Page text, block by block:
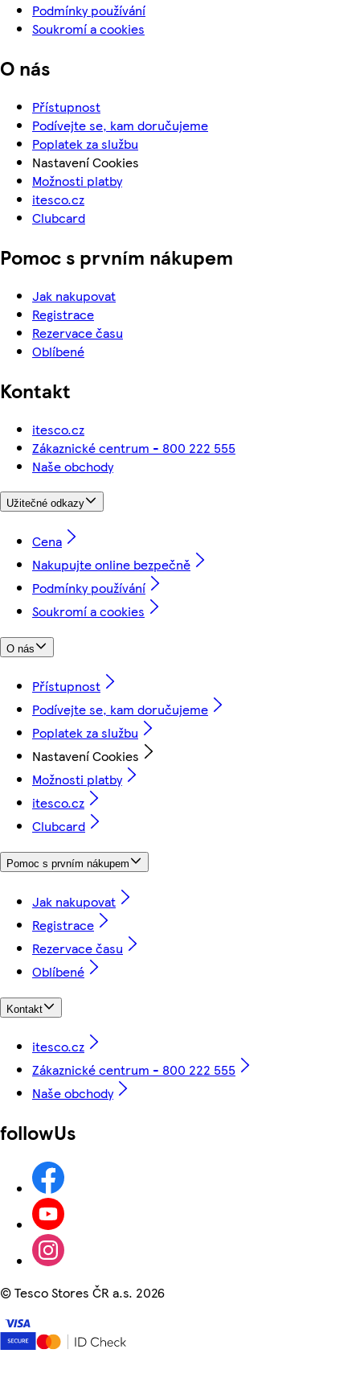
Podmínky používání
Soukromí a cookies
O nás
Přístupnost
Podívejte se, kam doručujeme
Poplatek za službu
Nastavení Cookies
Možnosti platby
itesco.cz
Clubcard
Pomoc s prvním nákupem
Jak nakupovat
Registrace
Rezervace času
Oblíbené
Kontakt
itesco.cz
Zákaznické centrum - 800 222 555
Naše obchody
Užitečné odkazy
Cena
Nakupujte online bezpečně
Podmínky používání
Soukromí a cookies
O nás
Přístupnost
Podívejte se, kam doručujeme
Poplatek za službu
Nastavení Cookies
Možnosti platby
itesco.cz
Clubcard
Pomoc s prvním nákupem
Jak nakupovat
Registrace
Rezervace času
Oblíbené
Kontakt
itesco.cz
Zákaznické centrum - 800 222 555
Naše obchody
followUs
©Tesco Stores ČR a.s. 2026